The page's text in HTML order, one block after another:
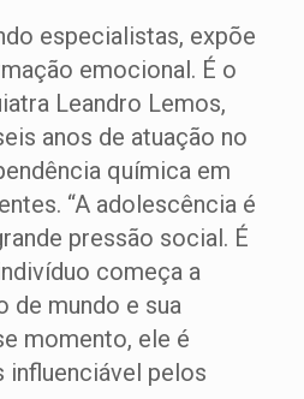
especialistas, expõe
emocional. É o
Leandro Lemos,
anos de atuação no
química em
“A adolescência é
pressão social. É
começa a
de mundo e sua
momento, ele é
influenciável pelos